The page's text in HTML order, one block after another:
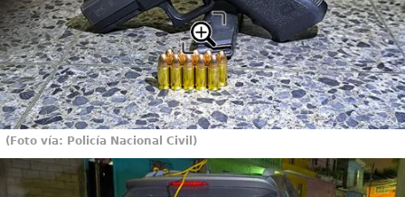
(Foto vía: Policía Nacional Civil)